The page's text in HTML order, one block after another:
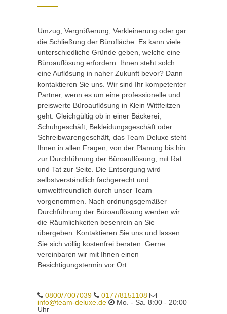
Umzug, Vergrößerung, Verkleinerung oder gar
die Schließung der Bürofläche. Es kann viele
unterschiedliche Gründe geben, welche eine
Büroauflösung erfordern. Ihnen steht solch
eine Auflösung in naher Zukunft bevor? Dann
kontaktieren Sie uns. Wir sind Ihr kompetenter
Partner, wenn es um eine professionelle und
preiswerte Büroauflösung in Klein Wittfeitzen
geht. Gleichgültig ob in einer Bäckerei,
Schuhgeschäft, Bekleidungsgeschäft oder
Schreibwarengeschäft, das Team Deluxe steht
Ihnen in allen Fragen, von der Planung bis hin
zur Durchführung der Büroauflösung, mit Rat
und Tat zur Seite. Die Entsorgung wird
selbstverständlich fachgerecht und
umweltfreundlich durch unser Team
vorgenommen. Nach ordnungsgemäßer
Durchführung der Büroauflösung werden wir
die Räumlichkeiten besenrein an Sie
übergeben. Kontaktieren Sie uns und lassen
Sie sich völlig kostenfrei beraten. Gerne
vereinbaren wir mit Ihnen einen
Besichtigungstermin vor Ort. .
0800/7007039
0177/8151108
info@team-deluxe.de
Mo. - Sa. 8:00 - 20:00
Uhr